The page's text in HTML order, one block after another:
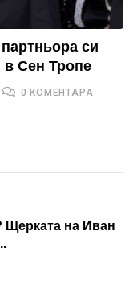
си
в Сен Тропе
0 КОМЕНТАРА
Щерката на Иван